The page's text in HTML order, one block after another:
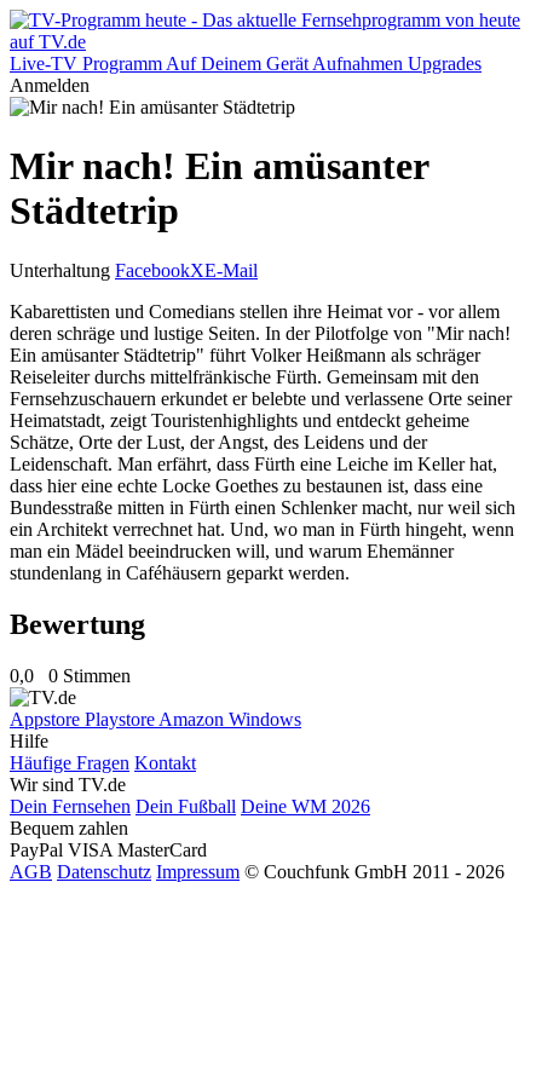
Live-TV Programm Auf Deinem Gerät Aufnahmen Upgrades
Anmelden
Mir nach! Ein amüsanter
Städtetrip
Unterhaltung FacebookXE-Mail
Kabarettisten und Comedians stellen ihre Heimat vor - vor allem
deren schräge und lustige Seiten. In der Pilotfolge von "Mir nach!
Ein amüsanter Städtetrip" führt Volker Heißmann als schräger
Reiseleiter durchs mittelfränkische Fürth. Gemeinsam mit den
Fernsehzuschauern erkundet er belebte und verlassene Orte seiner
Heimatstadt, zeigt Touristenhighlights und entdeckt geheime
Schätze, Orte der Lust, der Angst, des Leidens und der
Leidenschaft. Man erfährt, dass Fürth eine Leiche im Keller hat,
dass hier eine echte Locke Goethes zu bestaunen ist, dass eine
Bundesstraße mitten in Fürth einen Schlenker macht, nur weil sich
ein Architekt verrechnet hat. Und, wo man in Fürth hingeht, wenn
man ein Mädel beeindrucken will, und warum Ehemänner
stundenlang in Caféhäusern geparkt werden.
Bewertung
0,0 0 Stimmen
Appstore Playstore Amazon Windows
Hilfe
Häufige Fragen Kontakt
Wir sind TV.de
Dein Fernsehen Dein Fußball Deine WM 2026
Bequem zahlen
PayPal VISA MasterCard
AGB Datenschutz Impressum © Couchfunk GmbH 2011 - 2026